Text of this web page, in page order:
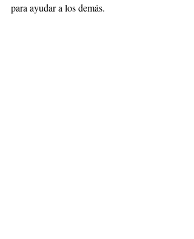
para ayudar a los demás.